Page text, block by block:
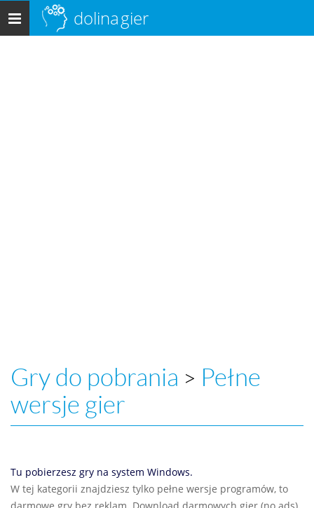
Menu
główne
dolinagier
Gry do pobrania > Pełne
wersje gier
Tu pobierzesz gry na system Windows.
W tej kategorii znajdziesz tylko pełne wersje programów, to